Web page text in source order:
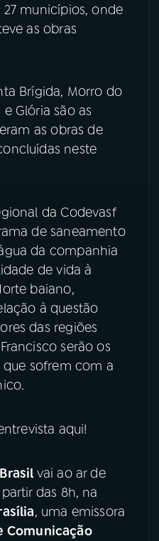
municípios, onde
as obras
Brígida, Morro do
Glória são as
as obras de
neste
da Codevasf
de saneamento
da companhia
de vida à
baiano,
à questão
das regiões
serão os
sofrem com a
aqui!
vai ao ar de
das 8h, na
, uma emissora
Comunicação